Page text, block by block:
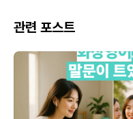
관련 포스트